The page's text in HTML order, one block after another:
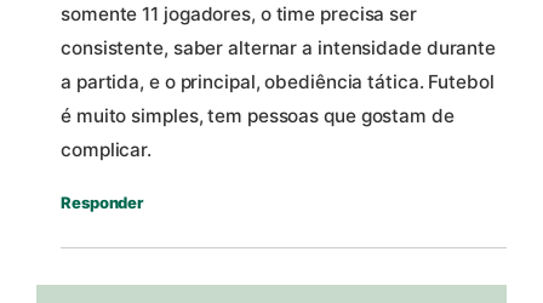
somente 11 jogadores, o time precisa ser
consistente, saber alternar a intensidade durante
a partida, e o principal, obediência tática. Futebol
é muito simples, tem pessoas que gostam de
complicar.
Responder